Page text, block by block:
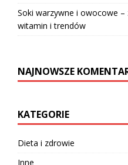
Soki warzywne i owocowe –
witamin i trendów
NAJNOWSZE
KATEGORIE
Dieta i zdrowie
Inne